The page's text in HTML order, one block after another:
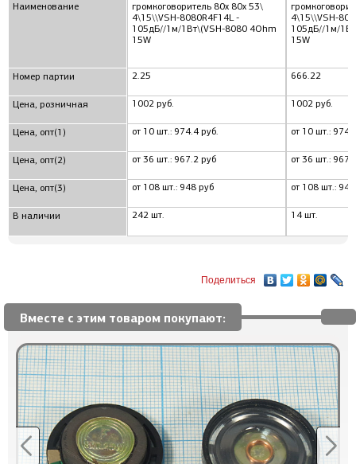
Наименование
Номер партии
Цена, розничная
Цена, опт(1)
Цена, опт(2)
Цена, опт(3)
В наличии
громкоговоритель 80x 80x 53\
4\15\\VSH-8080R4F14L -
105дБ//1м/1Вт\(VSH-8080 4Ohm
15W
2.25
1002 руб.
от 10 шт.: 974.4 руб.
от 36 шт.: 967.2 руб
от 108 шт.: 948 руб
242 шт.
4\15\\VSH-
105дБ//1м/
15W
666.22
1002 руб.
от 10 шт.:
от 36 шт.:
от 108 шт.:
14 шт.
Поделиться
Вместе с этим товаром покупают: